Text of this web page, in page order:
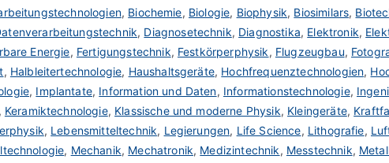
, Biochemie, Biologie, Biophysik, Biosimilars,
, Diagnosetechnik, Diagnostika, Elektronik,
Energie, Fertigungstechnik, Festkörperphysik, Flugzeugbau,
, Halbleitertechnologie, Haushaltsgeräte, Hochfrequenztechnologien,
, Implantate, Information und Daten, Informationstechnologie,
, Keramiktechnologie, Klassische und moderne Physik, Kleingeräte,
, Lebensmitteltechnik, Legierungen, Life Science, Lithografie,
, Mechanik, Mechatronik, Medizintechnik, Messtechnik,